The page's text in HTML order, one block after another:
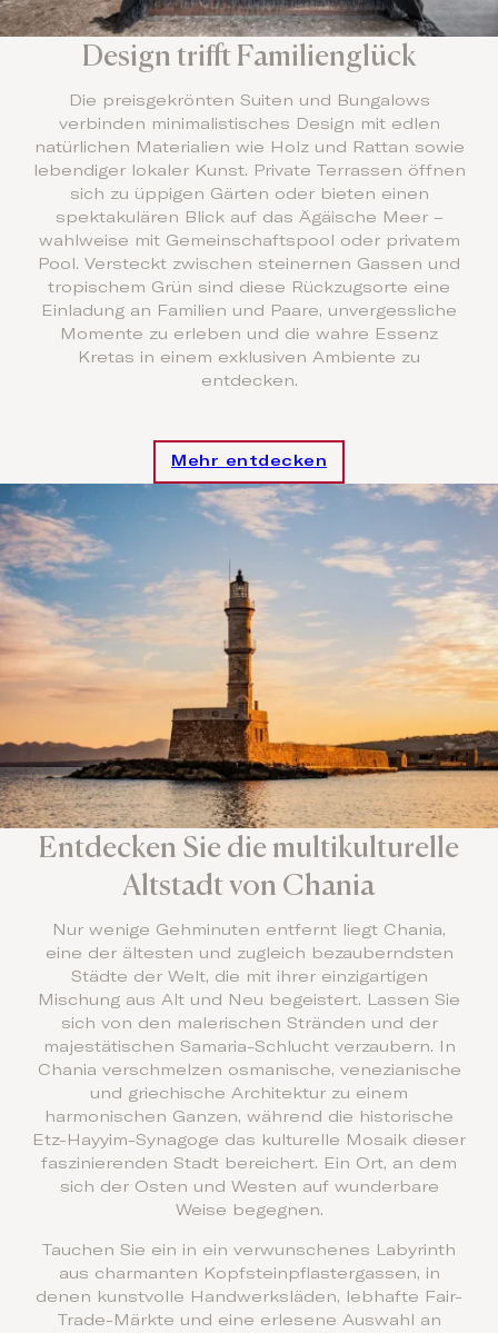
Design trifft Familienglück
Die preisgekrönten Suiten und Bungalows
verbinden minimalistisches Design mit edlen
natürlichen Materialien wie Holz und Rattan sowie
lebendiger lokaler Kunst. Private Terrassen öffnen
sich zu üppigen Gärten oder bieten einen
spektakulären Blick auf das Ägäische Meer –
wahlweise mit Gemeinschaftspool oder privatem
Pool. Versteckt zwischen steinernen Gassen und
tropischem Grün sind diese Rückzugsorte eine
Einladung an Familien und Paare, unvergessliche
Momente zu erleben und die wahre Essenz
Kretas in einem exklusiven Ambiente zu
entdecken.
Mehr entdecken
Entdecken Sie die multikulturelle
Altstadt von Chania
Nur wenige Gehminuten entfernt liegt Chania,
eine der ältesten und zugleich bezauberndsten
Städte der Welt, die mit ihrer einzigartigen
Mischung aus Alt und Neu begeistert. Lassen Sie
sich von den malerischen Stränden und der
majestätischen Samaria-Schlucht verzaubern. In
Chania verschmelzen osmanische, venezianische
und griechische Architektur zu einem
harmonischen Ganzen, während die historische
Etz-Hayyim-Synagoge das kulturelle Mosaik dieser
faszinierenden Stadt bereichert. Ein Ort, an dem
sich der Osten und Westen auf wunderbare
Weise begegnen.
Tauchen Sie ein in ein verwunschenes Labyrinth
aus charmanten Kopfsteinpflastergassen, in
denen kunstvolle Handwerksläden, lebhafte Fair-
Trade-Märkte und eine erlesene Auswahl an